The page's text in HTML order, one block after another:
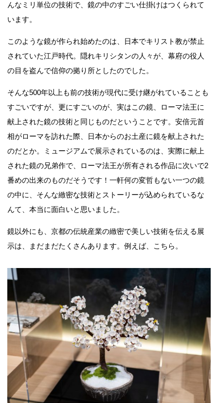
んなミリ単位の技術で、鏡の中のすごい仕掛けはつくられて
います。
このような鏡が作られ始めたのは、日本でキリスト教が禁止
されていた江戸時代。隠れキリシタンの人々が、幕府の役人
の目を盗んで信仰の拠り所としたのでした。
そんな500年以上も前の技術が現代に受け継がれていることも
すごいですが、更にすごいのが、実はこの鏡、ローマ法王に
献上された鏡の技術と同じものだということです。安倍元首
相がローマを訪れた際、日本からのお土産に鏡を献上された
のだとか。ミュージアムで展示されているのは、実際に献上
された鏡の兄弟作で、ローマ法王が所有される作品に次いで2
番めの出来のものだそうです！一軒何の変哲もない一つの鏡
の中に、そんな緻密な技術とストーリーが込められているな
んて、本当に面白いと思いました。
鏡以外にも、京都の伝統産業の緻密で美しい技術を伝える展
示は、まだまだたくさんあります。例えば、こちら。